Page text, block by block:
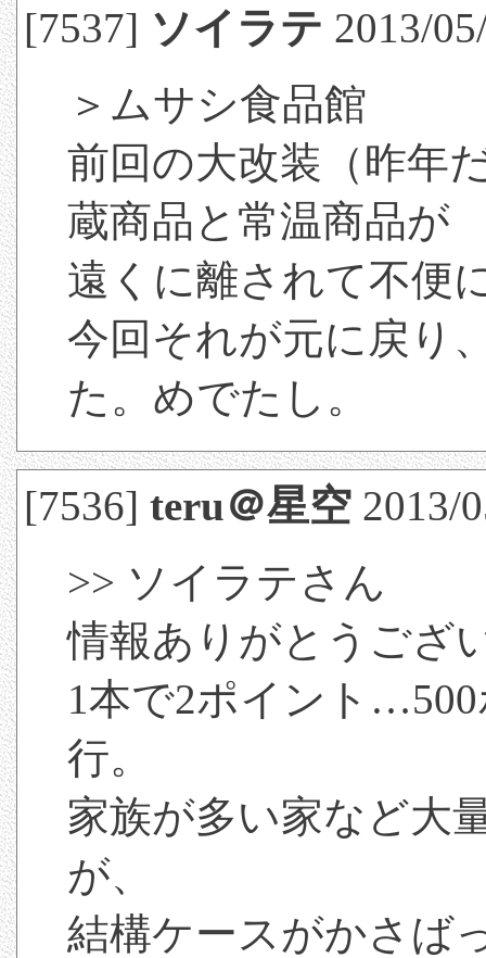
[7537] ソイラテ 2013/
＞ムサシ食品館
前回の大改装（昨年
蔵商品と常温商品が
遠くに離されて不便
今回それが元に戻り
た。めでたし。
[7536]teru＠星空 2013/
>> ソイラテさん
情報ありがとうござ
1本で2ポイント
行。
家族が多い家など大
が、
結構ケースがかさば